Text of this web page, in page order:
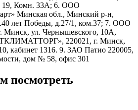
19, Комн. 33А; 6. ООО
Минская обл., Минский р-н,
лет Победы, д.27/1, ком.37; 7. ООО
Минск, ул. Чернышевского, 10А,
220021, г. Минск,
кабинет 1316. 9. ЗАО Патио 220005,
дом № 58, офис 301
посмотреть